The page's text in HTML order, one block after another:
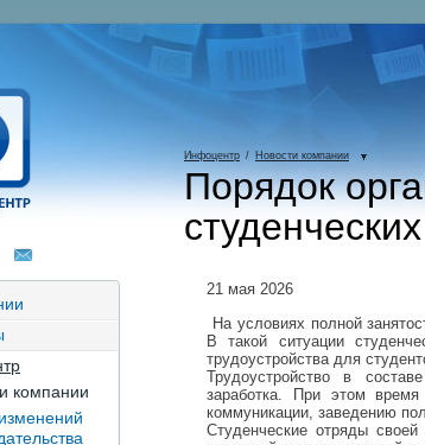
компании
Инфоцентр / Новости компании
Порядок
21 мая 2026
На условиях полной
В такой ситуации
трудоустройства для
Трудоустройство в
заработка. При этом время
коммуникации, заведению
Студенческие отряды